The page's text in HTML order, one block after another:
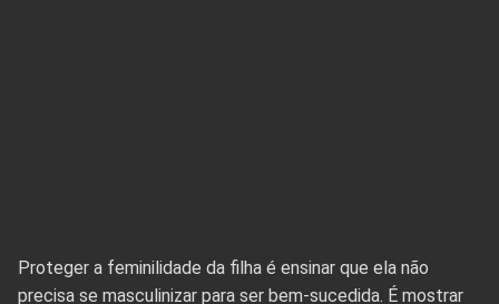
Proteger a feminilidade da filha é ensinar que ela não
precisa se masculinizar para ser bem-sucedida. É mostrar